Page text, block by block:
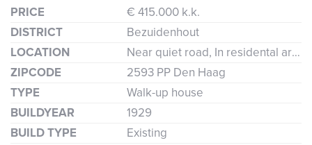
PRICE
€ 415.000 k.k.
DISTRICT
Bezuidenhout
LOCATION
Near quiet road, In residental area
ZIPCODE
2593 PP Den Haag
TYPE
Walk-up house
BUILDYEAR
1929
BUILD TYPE
Existing